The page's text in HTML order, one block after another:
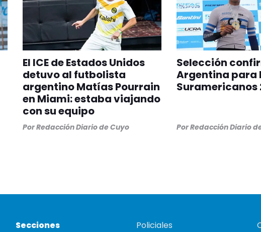
El ICE de Estados Unidos
detuvo al futbolista
argentino Matías Pourrain
en Miami: estaba viajando
con su equipo
PorRedacción Diario de Cuyo
Selección
Argentina para
Suramericanos
PorRedacción Diario
Secciones
Policiales